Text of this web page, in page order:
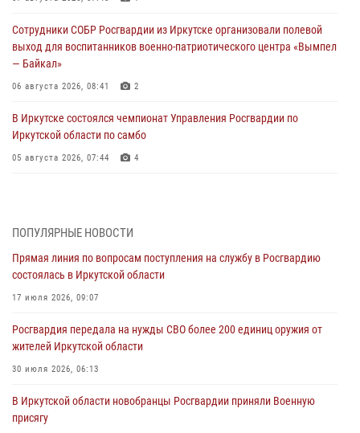
Сотрудники СОБР Росгвардии из Иркутске организовали полевой
выход для воспитанников военно-патриотического центра «Вымпел
— Байкал»
06 августа 2026, 08:41 2
В Иркутске состоялся чемпионат Управления Росгвардии по
Иркутской области по самбо
05 августа 2026, 07:44 4
04 августа 2026, 07:14 3
Росгвардейцы потушили загоревшийся автомобиль в Иркутске
03 августа 2026, 04:55
Дню Воздушно-десантных войск в Иркутской области
03 августа 2026, 03:32
сердца к сердцу» (видео)
31 июля 2026, 04:37
ПОПУЛЯРНЫЕ НОВОСТИ
Прямая линия по вопросам поступления на службу в Росгвардию
состоялась в Иркутской области
17 июля 2026, 09:07
Росгвардия передала на нужды СВО более 200 единиц оружия от
жителей Иркутской области
30 июля 2026, 06:13
В Иркутской области новобранцы Росгвардии приняли Военную
присягу